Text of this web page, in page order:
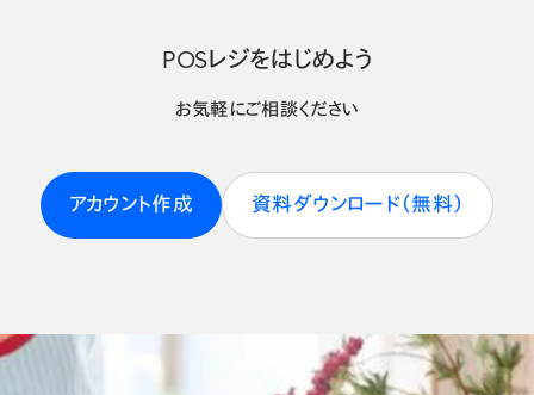
POSレジをはじめよう
お気軽にご相談ください
アカウント作成 資料ダウンロード（無料）